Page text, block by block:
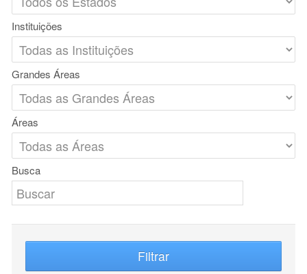
Instituições
Grandes Áreas
Áreas
Busca
Filtrar